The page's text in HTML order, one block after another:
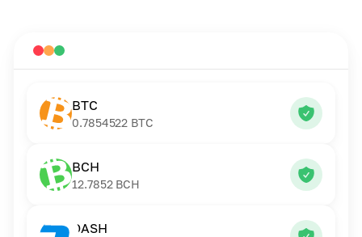
BTC
0.7854522 BTC
BCH
12.7852 BCH
DASH